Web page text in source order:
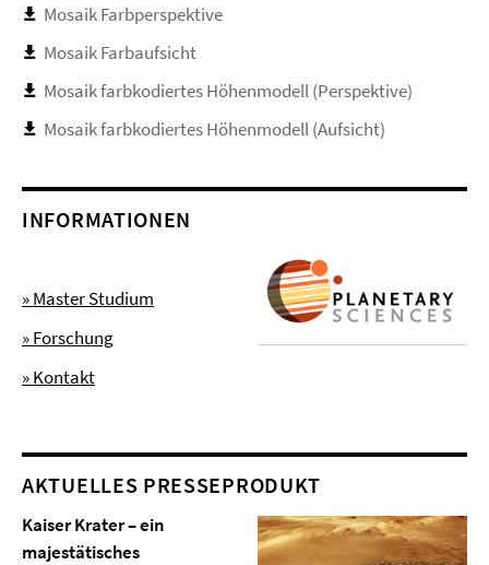
Mosaik Farbperspektive
Mosaik Farbaufsicht
Mosaik farbkodiertes Höhenmodell (Perspektive)
Mosaik farbkodiertes Höhenmodell (Aufsicht)
INFORMATIONEN
» Master Studium
» Forschung
» Kontakt
AKTUELLES PRESSEPRODUKT
Kaiser Krater – ein
majestätisches